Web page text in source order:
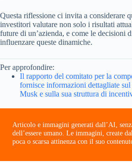
Questa riflessione ci invita a considerare
investitori valutare non solo i risultati
future di un’azienda, e come le decisioni
influenzare queste dinamiche.
Per approfondire:
Il rapporto del comitato per la
fornisce informazioni dettagliate
Musk e sulla sua struttura di
Articolo e immagini generati dall’AI,
dell’essere umano. Le immagini, create
poca o scarsa attinenza con il suo